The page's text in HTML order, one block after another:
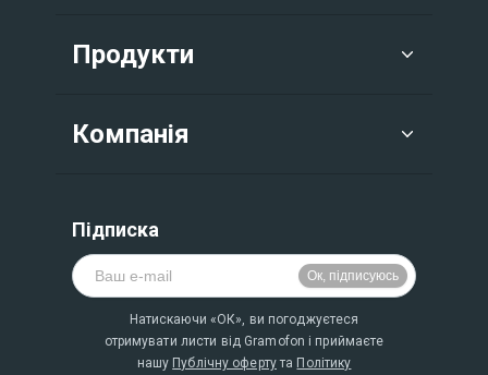
Продукти
Компанія
Підписка
Натискаючи «ОК», ви погоджуєтеся
отримувати листи від Gramofon і приймаєте
нашу Публічну офертута Політику